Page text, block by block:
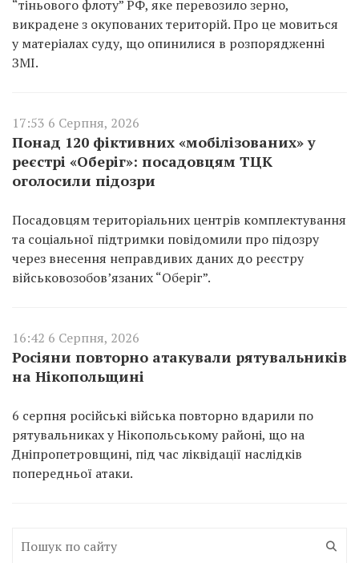
“тіньового флоту” РФ, яке перевозило зерно,
викрадене з окупованих територій. Про це мовиться
у матеріалах суду, що опинилися в розпорядженні
ЗМІ.
17:53 6 Серпня, 2026
Понад 120 фіктивних «мобілізованих» у
реєстрі «Оберіг»: посадовцям ТЦК
оголосили підозри
Посадовцям територіальних центрів комплектування
та соціальної підтримки повідомили про підозру
через внесення неправдивих даних до реєстру
військовозобов’язаних “Оберіг”.
16:42 6 Серпня, 2026
Росіяни повторно атакували рятувальників
на Нікопольщині
6 серпня російські війська повторно вдарили по
рятувальниках у Нікопольському районі, що на
Дніпропетровщині, під час ліквідації наслідків
попередньої атаки.